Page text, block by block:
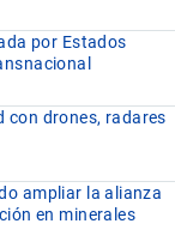
por Estados
con drones, radares
ampliar la alianza
en minerales